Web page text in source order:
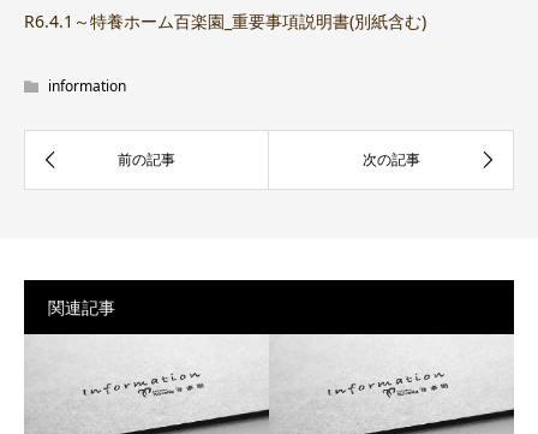
R6.4.1～特養ホーム百楽園_重要事項説明書(別紙含む)
information
関連記事